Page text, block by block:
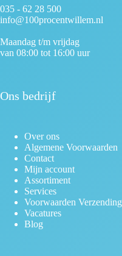
035 - 62 28 500
info@100procentwillem.nl
Maandag t/m vrijdag
van 08:00 tot 16:00 uur
Ons bedrijf
Over ons
Algemene Voorwaarden
Contact
Mijn account
Assortiment
Services
Voorwaarden Verzending
Vacatures
Blog